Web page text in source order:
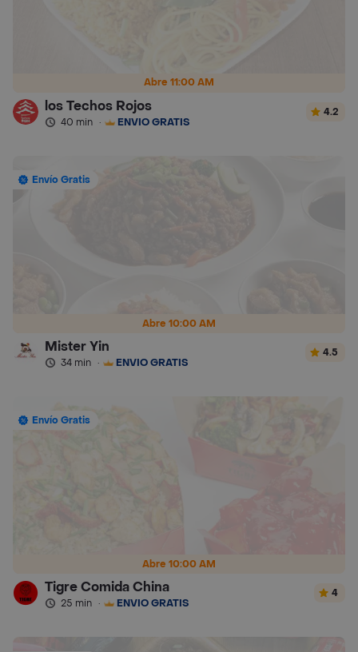
Abre 11:00 AM
los Techos Rojos
40 min · ENVÍO GRATIS
4.2
Abre 10:00 AM
Envío Gratis
Mister Yin
34 min · ENVÍO GRATIS
4.5
Abre 10:00 AM
Envío Gratis
Tigre Comida China
25 min · ENVÍO GRATIS
4